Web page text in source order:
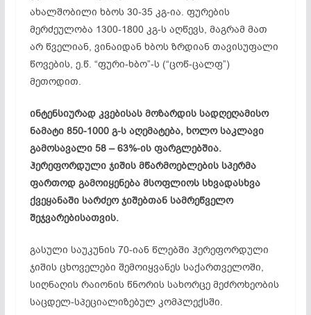
ახალშობილი ხბოს 30-35 კგ-ია. ფურების
მერძეულობა 1300-1800 კგ-ს აღწევს, მაგრამ მათ
არ წველიან, ვინაიდან ხბოს ზრდიან თავისუფალი
წოვების, ე.წ. “ფური-ხბო”-ს (“ცოწ-ცალფ”)
მეთოდით.
ინტენსიურად კვებისას მოზარდის სადღეღამისო
ნამატი 850-1000 გ-ს აღემატება, ხოლო საკლავი
გამოსავალი 58 – 63%-ის ფარგლებშია.
ჰერეფორდულიჯიშის მწარმოებლების სპერმა
ფართოდ გამოიყენება მსოფლიოს სხვადასხვა
ქვეყანაში სარძეო ჯიშებთან სამრეწველო
შეჯვარებისათვის.
გასული საუკუნის 70-იან წლებში ჰერეფორდული
ჯიშის ცხოველები შემოიყვანეს საქართველოში,
სიღნაღის რაიონის წნორის სახორცე მეძროხეობის
საცდელ-სპეციალიზებულ კომპლექსში.